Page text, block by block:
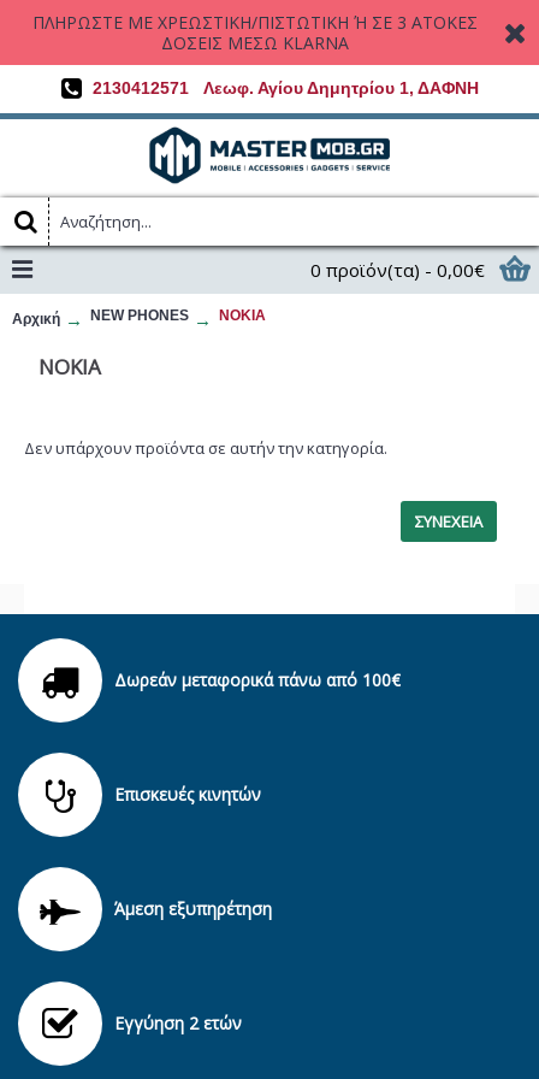
ΠΛΗΡΩΣΤΕ ΜΕ ΧΡΕΩΣΤΙΚΗ/ΠΙΣΤΩΤΙΚΗ Ή ΣΕ 3 ΑΤΟΚΕΣ
ΔΟΣΕΙΣ ΜΕΣΩ KLARNA
2130412571 Λεωφ. Αγίου Δημητρίου 1, ΔΑΦΝΗ
0 προϊόν(τα) - 0,00€
Αρχική NEW PHONES NOKIA
NOKIA
Δεν υπάρχουν προϊόντα σε αυτήν την κατηγορία.
ΣΥΝΈΧΕΙΑ
Δωρεάν μεταφορικά πάνω από 100€
Επισκευές κινητών
Άμεση εξυπηρέτηση
Εγγύηση 2 ετών